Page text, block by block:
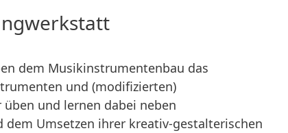
dem Musikinstrumentenbau das
und (modifizierten)
und lernen dabei neben
Umsetzen ihrer kreativ-gestalterischen